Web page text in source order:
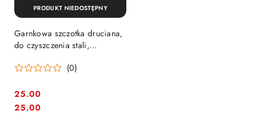
Garnkowa szczotka druciana,
do czyszczenia stali,
typ pleciony, pełny, M14
(0)
Cena:
25.00
Cena:
25.00
PRODUKT NIEDOSTĘPNY